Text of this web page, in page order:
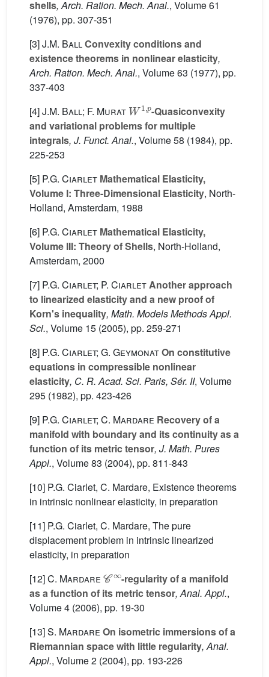
shells, Arch. Ration. Mech. Anal., Volume 61
(1976), pp. 307-351
[3]J.M. BallConvexity conditions and
existence theorems in nonlinear elasticity,
Arch. Ration. Mech. Anal., Volume 63 (1977), pp.
337-403
[4]J.M. Ball; F. Murat
1
-Quasiconvexity
and variational problems for multiple
integrals, J. Funct. Anal., Volume 58 (1984), pp.
225-253
[5] P.G. Ciarlet Mathematical Elasticity,
Volume I: Three-Dimensional Elasticity, North-
Holland, Amsterdam, 1988
[6] P.G. Ciarlet Mathematical Elasticity,
Volume III: Theory of Shells, North-Holland,
Amsterdam, 2000
[7] P.G. Ciarlet; P. CiarletAnother approach
to linearized elasticity and a new proof of
Korn's inequality, Math. Models Methods Appl.
Sci., Volume 15 (2005), pp. 259-271
[8] P.G. Ciarlet; G. GeymonatOn constitutive
equations in compressible nonlinear
elasticity, C. R. Acad. Sci. Paris, Sér. II, Volume
295 (1982), pp. 423-426
[9] P.G. Ciarlet; C. Mardare Recovery of a
manifold with boundary and its continuity as a
function of its metric tensor, J. Math. Pures
Appl., Volume 83 (2004), pp. 811-843
[10] P.G. Ciarlet, C. Mardare, Existence theorems
in intrinsic nonlinear elasticity, in preparation
[11] P.G. Ciarlet, C. Mardare, The pure
displacement problem in intrinsic linearized
elasticity, in preparation
[12]C. Mardare
C∞
-regularity of a manifold
as a function of its metric tensor, Anal. Appl.,
Volume 4 (2006), pp. 19-30
[13]S. Mardare On isometric immersions of a
Riemannian space with little regularity, Anal.
Appl., Volume 2 (2004), pp. 193-226